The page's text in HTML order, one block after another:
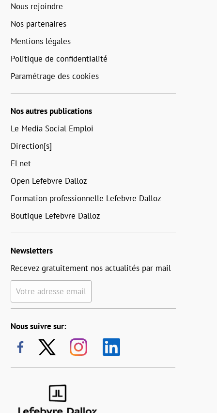
Nous rejoindre
Nos partenaires
Mentions légales
Politique de confidentialité
Paramétrage des cookies
Nos autres publications
Le Media Social Emploi
Direction[s]
ELnet
Open Lefebvre Dalloz
Formation professionnelle Lefebvre Dalloz
Boutique Lefebvre Dalloz
Newsletters
Recevez gratuitement nos actualités par mail
Votre adresse email
Nous suivre sur: